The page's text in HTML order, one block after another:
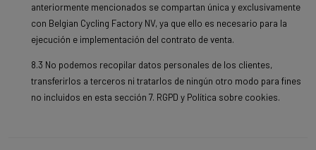
anteriormente mencionados se compartan única y exclusivamente
con Belgian Cycling Factory NV, ya que ello es necesario para la
ejecución e implementación del contrato de venta.
8.3 No podemos recopilar datos personales de los clientes,
transferirlos a terceros ni tratarlos de ningún otro modo para fines
no incluidos en esta sección 7. RGPD y Política sobre cookies.